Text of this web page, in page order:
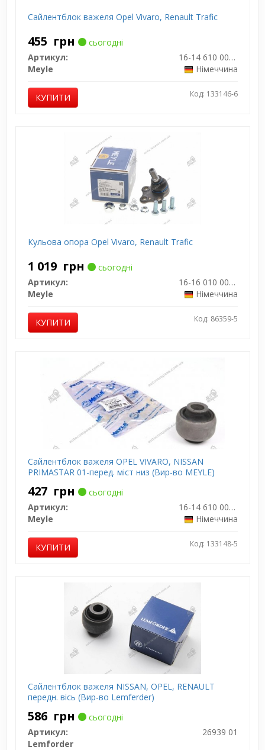
Сайлентблок важеля Opel Vivaro, Renault Trafic
455 грн
сьогодні
Артикул:
16-14 610 0002
Meyle
Німеччина
КУПИТИ Код: 133146-6
Кульова опора Opel Vivaro, Renault Trafic
1 019 грн
сьогодні
Артикул:
16-16 010 0005/HD
Meyle
Німеччина
КУПИТИ Код: 86359-5
Сайлентблок важеля OPEL VIVARO, NISSAN
PRIMASTAR 01-перед. міст низ (Вир-во MEYLE)
427 грн
сьогодні
Артикул:
16-14 610 0001
Meyle
Німеччина
КУПИТИ Код: 133148-5
Сайлентблок важеля NISSAN, OPEL, RENAULT
передн. вісь (Вир-во Lemferder)
586 грн
сьогодні
Артикул:
26939 01
Lemforder